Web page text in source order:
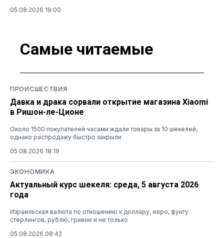
05.08.2026 19:00
Самые читаемые
ПРОИСШЕСТВИЯ
Давка и драка сорвали открытие магазина Xiaomi
в Ришон-ле-Ционе
Около 1500 покупателей часами ждали товары за 10 шекелей,
однако распродажу быстро закрыли
05.08.2026 18:19
ЭКОНОМИКА
Актуальный курс шекеля: среда, 5 августа 2026
года
Израильская валюта по отношению к доллару, евро, фунту
стерлингов, рублю, гривне и не только
05.08.2026 08:42